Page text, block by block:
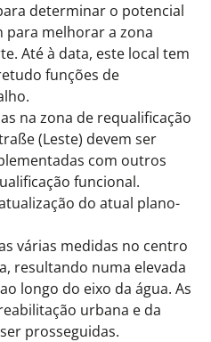
determinar o potencial
para melhorar a zona
Até à data, este local tem
funções de
na zona de requalificação
(Leste) devem ser
com outros
funcional.
do atual plano-
várias medidas no centro
resultando numa elevada
longo do eixo da água. As
urbana e da
prosseguidas.